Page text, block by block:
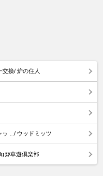
換/ 炉の住人
.../ ウッドミッツ
車遊倶楽部